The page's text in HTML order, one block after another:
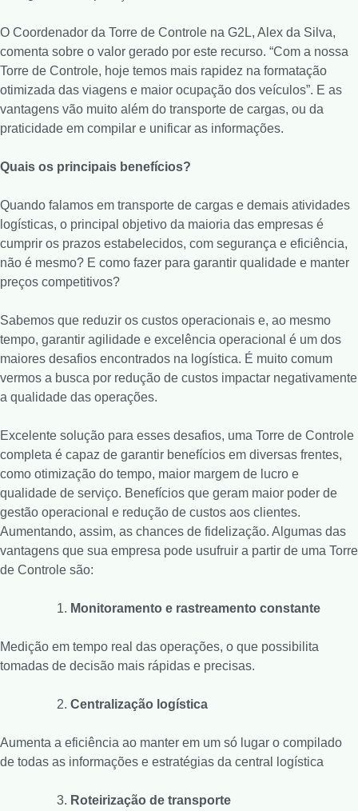
O Coordenador da Torre de Controle na G2L, Alex da Silva,
comenta sobre o valor gerado por este recurso. “Com a nossa
Torre de Controle, hoje temos mais rapidez na formatação
otimizada das viagens e maior ocupação dos veículos”. E as
vantagens vão muito além do transporte de cargas, ou da
praticidade em compilar e unificar as informações.
Quais os principais benefícios?
Quando falamos em transporte de cargas e demais atividades
logísticas, o principal objetivo da maioria das empresas é
cumprir os prazos estabelecidos, com segurança e eficiência,
não é mesmo? E como fazer para garantir qualidade e manter
preços competitivos?
Sabemos que reduzir os custos operacionais e, ao mesmo
tempo, garantir agilidade e excelência operacional é um dos
maiores desafios encontrados na logística. É muito comum
vermos a busca por redução de custos impactar negativamente
a qualidade das operações.
Excelente solução para esses desafios, uma Torre de Controle
completa é capaz de garantir benefícios em diversas frentes,
como otimização do tempo, maior margem de lucro e
qualidade de serviço. Benefícios que geram maior poder de
gestão operacional e redução de custos aos clientes.
Aumentando, assim, as chances de fidelização. Algumas das
vantagens que sua empresa pode usufruir a partir de uma Torre
de Controle são:
Monitoramento e rastreamento constante
Medição em tempo real das operações, o que possibilita
tomadas de decisão mais rápidas e precisas.
Centralização logística
Aumenta a eficiência ao manter em um só lugar o compilado
de todas as informações e estratégias da central logística
Roteirização de transporte